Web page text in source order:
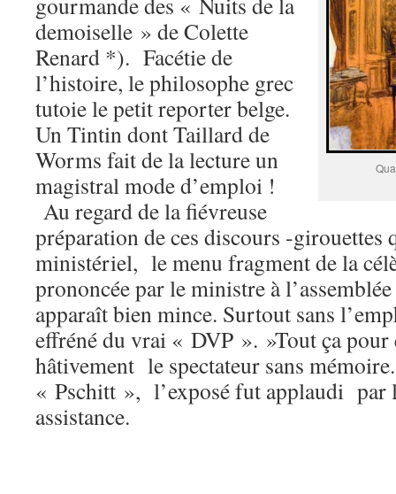
demoiselle » de Colette
Renard *). Facétie de
l’histoire, le philosophe grec
tutoie le petit reporter belge.
Un Tintin dont Taillard de
Worms fait de la lecture un
magistral mode d’emploi !
Au regard de la fiévreuse
préparation de ces discours -girouettes
ministériel, le menu fragment de la
prononcée par le ministre à
apparaît bien mince. Surtout sans
effréné du vrai « DVP ». »Tout ça
hâtivement le spectateur sans
« Pschitt », l’exposé fut applaudi par
assistance.